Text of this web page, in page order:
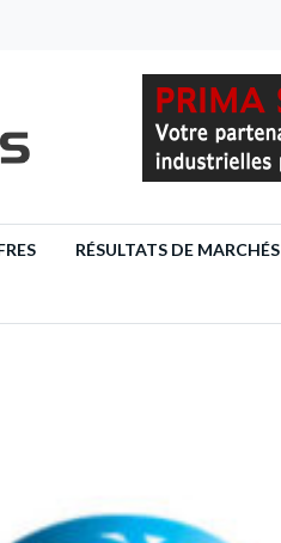
RÉSULTATS DE MARCHÉS